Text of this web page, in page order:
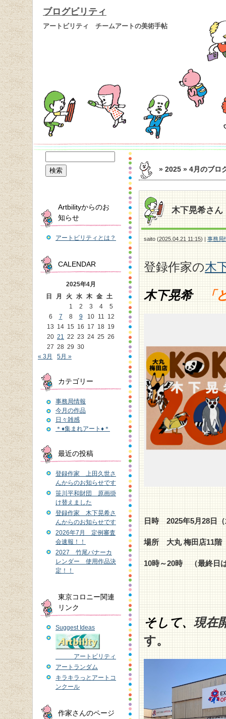
ブログビリティ
アートビリティ チームアートの美術手帖
» 2025 » 4月 のブロ
木下晃希さ
saito (2025.04.21 11:15) | 事務局
登録作家の木
木下晃希「ど
日時 2025年5月28 日
場所 大丸 梅田店11
10時～20時 （最終日
そして、 現在
す。
Artbilityからのお
知らせ
アートビリティとは？
CALENDAR
2025年4月
日
月 火 水 木 金 土
1
2 3 4
5
6
7 8 9 10 11 12
13 14 15 16 17 18 19
20 21 22 23 24 25 26
27 28 29 30
« 3月
5月 »
カテゴリー
事務局情報
今月の作品
日々雑感
＊♦集まれアート♦＊
最近の投稿
登録作家 上田久世さ
んからのお知らせです
笹川平和財団 原画掛
け替えました
登録作家 木下晃希さ
んからのお知らせです
2026年7月 定例審査
会速報！！
2027 竹尾バナーカ
レンダー 使用作品決
定！！
東京コロニー関連
リンク
Suggest Ideas
アートビリティ
アートランダム
キラキラっとアートコ
ンクール
作家さんのページ